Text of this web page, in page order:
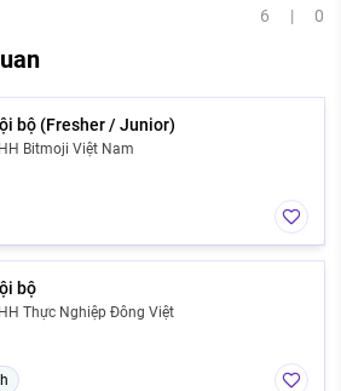
6 | 0
bộ (Fresher / Junior)
Bitmoji Việt Nam
bộ
Thực Nghiệp Đông Việt